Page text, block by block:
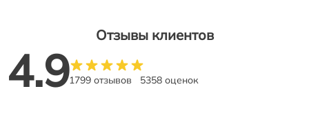
Отзывы клиентов
4.91799 отзывов 5358 оценок